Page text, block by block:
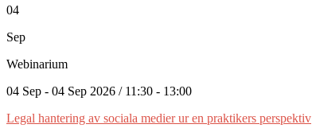
04
Sep
Webinarium
04 Sep - 04 Sep 2026 / 11:30 - 13:00
Legal hantering av sociala medier ur en praktikers perspektiv